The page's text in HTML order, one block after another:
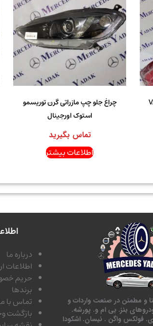
چراغ جلو چپ مازراتی گرن توریسمو
استوک اورجینال
تماس بگیرید
اطلاعات بیشتر
و مطمئن در صنعت واردات و
بنز. بی ام و. پورشه.
فولکس واگن . نیسان. اشکودا
درباره ما
اطلاعات
حریم
برندها
تماس با
بازگشت